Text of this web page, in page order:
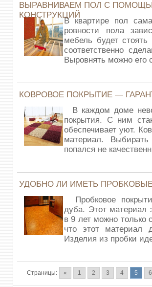
ВЫРАВНИВАЕМ ПОЛ С
КОНСТРУКЦИЙ
В квартире пол
ровности пола
мебель будет
соответственно
Выровнять можно
КОВРОВОЕ ПОКРЫТИЕ —
В каждом доме
покрытия. С ним
обеспечивает уют.
материал.
попался не
УДОБНО ЛИ ИМЕТЬ
Пробковое
дуба. Этот материал
в 9 лет можно только
что этот материал
Изделия из пробки
Страницы: « 1 2 3 4 5 6